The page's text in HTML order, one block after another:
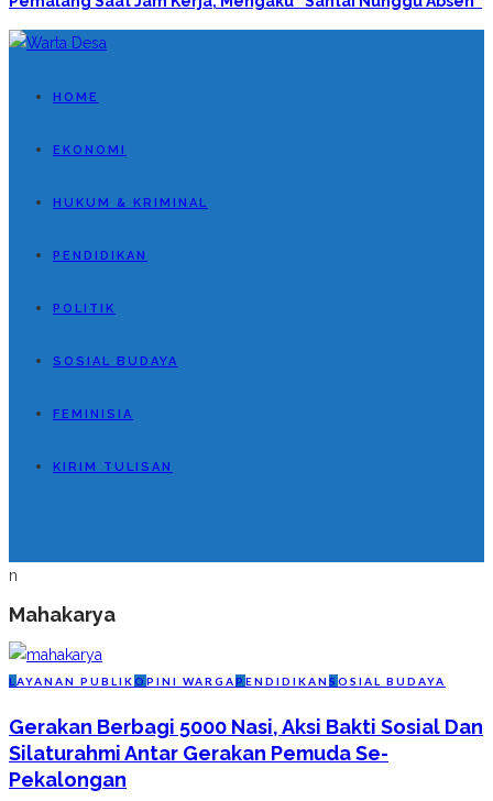
HOME
EKONOMI
HUKUM & KRIMINAL
PENDIDIKAN
POLITIK
SOSIAL BUDAYA
FEMINISIA
KIRIM TULISAN
n
Mahakarya
L AYANAN PUBLIKO PINI WARGAP ENDIDIKAN S OSIAL BUDAYA
Gerakan Berbagi 5000 Nasi, Aksi Bakti Sosial Dan
Silaturahmi Antar Gerakan Pemuda Se-
Pekalongan